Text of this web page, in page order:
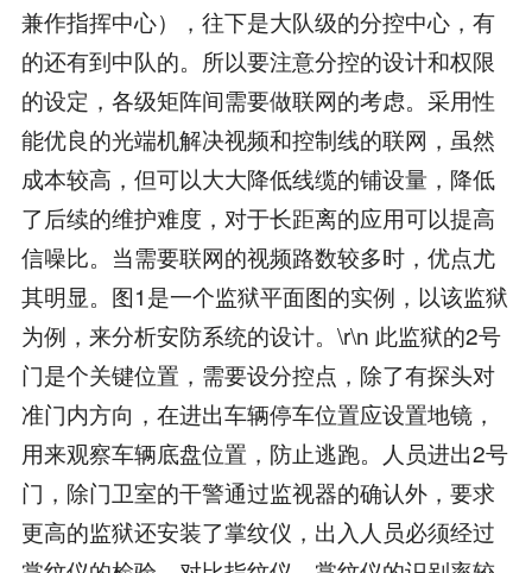
兼作指挥中心），往下是大队级的分控中心，有
的还有到中队的。所以要注意分控的设计和权限
的设定，各级矩阵间需要做联网的考虑。采用性
能优良的光端机解决视频和控制线的联网，虽然
成本较高，但可以大大降低线缆的铺设量，降低
了后续的维护难度，对于长距离的应用可以提高
信噪比。当需要联网的视频路数较多时，优点尤
其明显。图1是一个监狱平面图的实例，以该监狱
为例，来分析安防系统的设计。\r\n 此监狱的2号
门是个关键位置，需要设分控点，除了有探头对
准门内方向，在进出车辆停车位置应设置地镜，
用来观察车辆底盘位置，防止逃跑。人员进出2号
门，除门卫室的干警通过监视器的确认外，要求
更高的监狱还安装了掌纹仪，出入人员必须经过